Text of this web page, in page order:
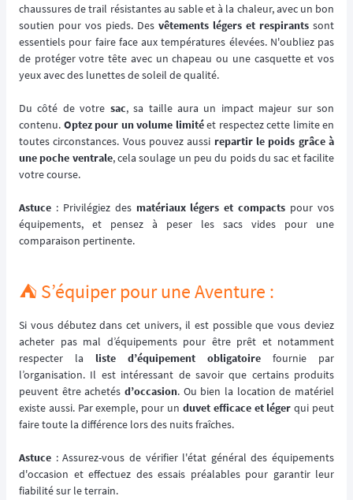
chaussures de trail résistantes au sable et à la chaleur, avec un bon
soutien pour vos pieds. Des vêtements légers et respirants sont
essentiels pour faire face aux températures élevées. N'oubliez pas
de protéger votre tête avec un chapeau ou une casquette et vos
yeux avec des lunettes de soleil de qualité.
Du côté de votre sac, sa taille aura un impact majeur sur son
contenu. Optez pour un volume limitéet respectez cette limite en
toutes circonstances. Vous pouvez aussi repartir le poids grâce à
une poche ventrale, cela soulage un peu du poids du sac et facilite
votre course.
Astuce : Privilégiez des matériaux légers et compacts pour vos
équipements, et pensez à peser les sacs vides pour une
comparaison pertinente.
⛺️ S’équiper pour une Aventure :
Si vous débutez dans cet univers, il est possible que vous deviez
acheter pas mal d’équipements pour être prêt et notamment
respecter la liste d’équipement obligatoire fournie par
l’organisation. Il est intéressant de savoir que certains produits
peuvent être achetés d’occasion. Ou bien la location de matériel
existe aussi. Par exemple, pour un duvet efficace et léger qui peut
faire toute la différence lors des nuits fraîches.
Astuce : Assurez-vous de vérifier l'état général des équipements
d'occasion et effectuez des essais préalables pour garantir leur
fiabilité sur le terrain.